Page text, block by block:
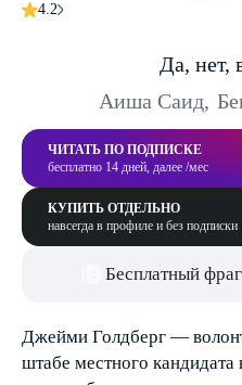
4.2
Да, нет,
Аиша Саид,
ЧИТАТЬ ПО ПОДПИСКЕ
бесплатно 14 дней, далее /мес
КУПИТЬ ОТДЕЛЬНО
навсегда в профиле и без подписки
Бесплатный
Джейми Голдберг —
штабе местного